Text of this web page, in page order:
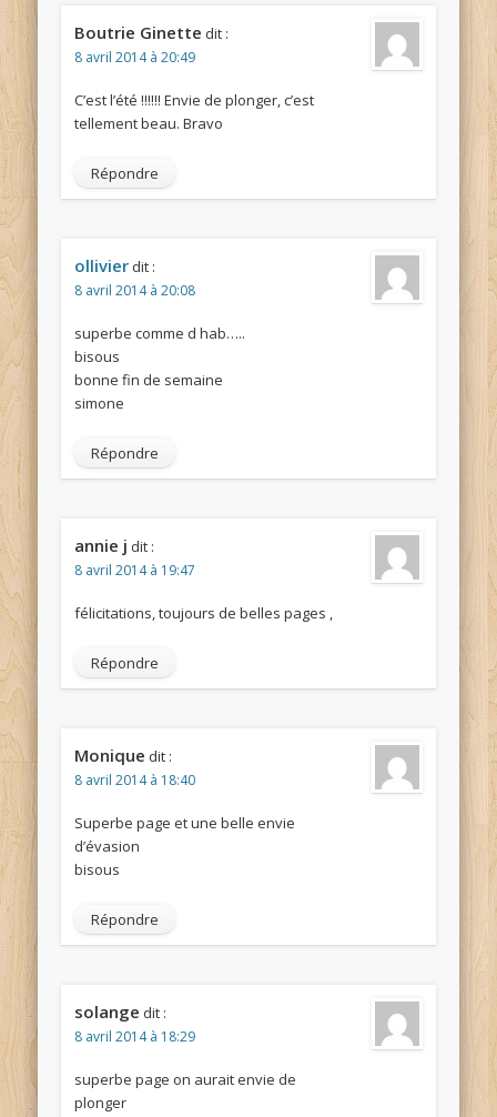
Boutrie Ginette dit :
8 avril 2014 à 20:49
C’est l’été !!!!!! Envie de plonger, c’est
tellement beau. Bravo
Répondre
ollivier dit :
8 avril 2014 à 20:08
superbe comme d hab…..
bisous
bonne fin de semaine
simone
Répondre
annie j dit :
8 avril 2014 à 19:47
félicitations, toujours de belles pages ,
Répondre
Monique dit :
8 avril 2014 à 18:40
Superbe page et une belle envie
d’évasion
bisous
Répondre
solange dit :
8 avril 2014 à 18:29
superbe page on aurait envie de
plonger